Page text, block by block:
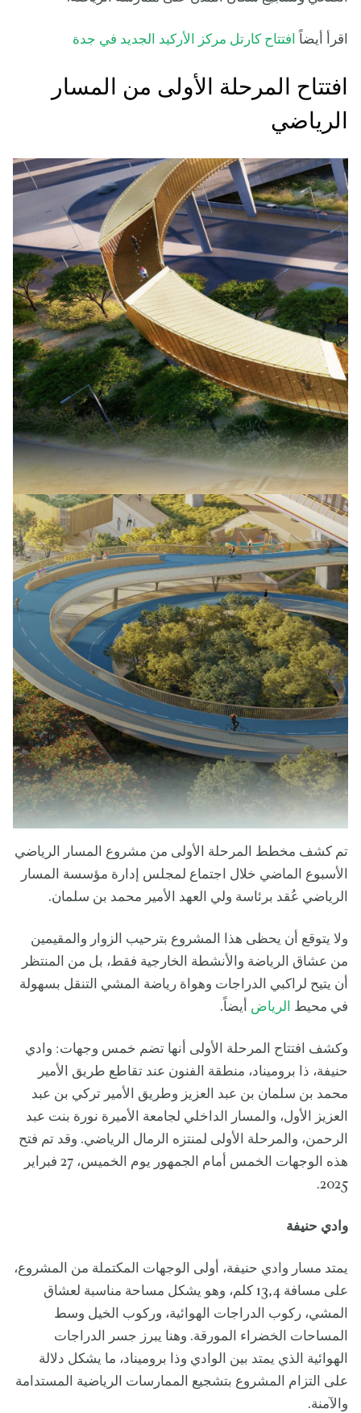
اقرأ أيضاً افتتاح كارتل مركز الأركيد الجديد في جدة
افتتاح المرحلة الأولى من المسار
الرياضي
تم كشف مخطط المرحلة الأولى من مشروع المسار الرياضي
الأسبوع الماضي خلال اجتماع لمجلس إدارة مؤسسة المسار
الرياضي عُقد برئاسة ولي العهد الأمير محمد بن سلمان.
ولا يتوقع أن يحظى هذا المشروع بترحيب الزوار والمقيمين
من عشاق الرياضة والأنشطة الخارجية فقط، بل من المنتظر
أن يتيح لراكبي الدراجات وهواة رياضة المشي التنقل بسهولة
في محيط الرياض أيضاً.
وكشف افتتاح المرحلة الأولى أنها تضم خمس وجهات: وادي
حنيفة، ذا بروميناد، منطقة الفنون عند تقاطع طريق الأمير
محمد بن سلمان بن عبد العزيز وطريق الأمير تركي بن عبد
العزيز الأول، والمسار الداخلي لجامعة الأميرة نورة بنت عبد
الرحمن، والمرحلة الأولى لمنتزه الرمال الرياضي. وقد تم فتح
هذه الوجهات الخمس أمام الجمهور يوم الخميس، 27 فبراير
2025.
وادي حنيفة
يمتد مسار وادي حنيفة، أولى الوجهات المكتملة من المشروع،
على مسافة 13,4 كلم، وهو يشكل مساحة مناسبة لعشاق
المشي، ركوب الدراجات الهوائية، وركوب الخيل وسط
المساحات الخضراء المورقة. وهنا يبرز جسر الدراجات
الهوائية الذي يمتد بين الوادي وذا بروميناد، ما يشكل دلالة
على التزام المشروع بتشجيع الممارسات الرياضية المستدامة
والآمنة.